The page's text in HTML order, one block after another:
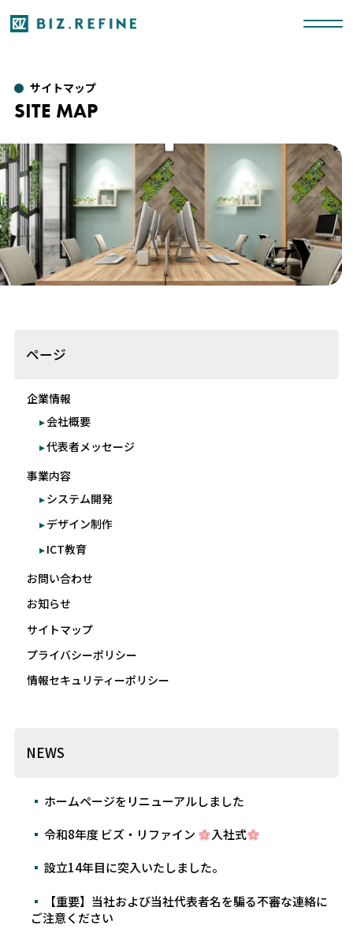
サイトマップ
SITE MAP
ページ
企業情報
会社概要
代表者メッセージ
事業内容
システム開発
デザイン制作
ICT教育
お問い合わせ
お知らせ
サイトマップ
プライバシーポリシー
情報セキュリティーポリシー
NEWS
ホームページをリニューアルしました
令和8年度 ビズ・リファイン 入社式
設立14年目に突入いたしました。
【重要】当社および当社代表者名を騙る不審な連絡に
ご注意ください